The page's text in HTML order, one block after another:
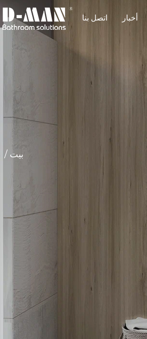
اتصل بنا أخبار
بيت /